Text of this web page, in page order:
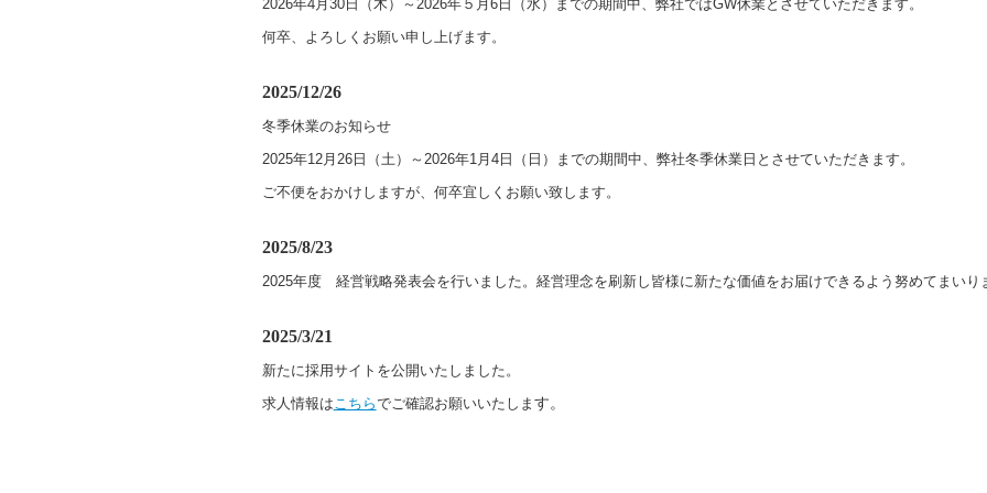
2026年4月30日（木）～2026年５月6日（水）までの期間中、弊社ではGW休業とさせていただきます。
何卒、よろしくお願い申し上げます。
2025/12/26
冬季休業のお知らせ
2025年12月26日（土）～2026年1月4日（日）までの期間中、弊社冬季休業日とさせていただきます。
ご不便をおかけしますが、何卒宜しくお願い致します。
2025/8/23
2025年度 経営戦略発表会を行いました。経営理念を刷新し皆様に新たな価値をお届けできるよう努めてまいり
2025/3/21
新たに採用サイトを公開いたしました。
求人情報は こちらでご確認お願いいたしま す。